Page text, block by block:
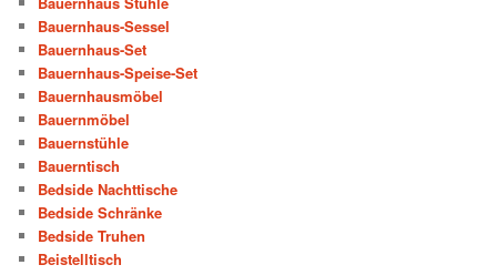
Bauernhaus-Sessel
Bauernhaus-Set
Bauernhaus-Speise-Set
Bauernhausmöbel
Bauernmöbel
Bauernstühle
Bauerntisch
Bedside Nachttische
Bedside Schränke
Bedside Truhen
Beistelltisch